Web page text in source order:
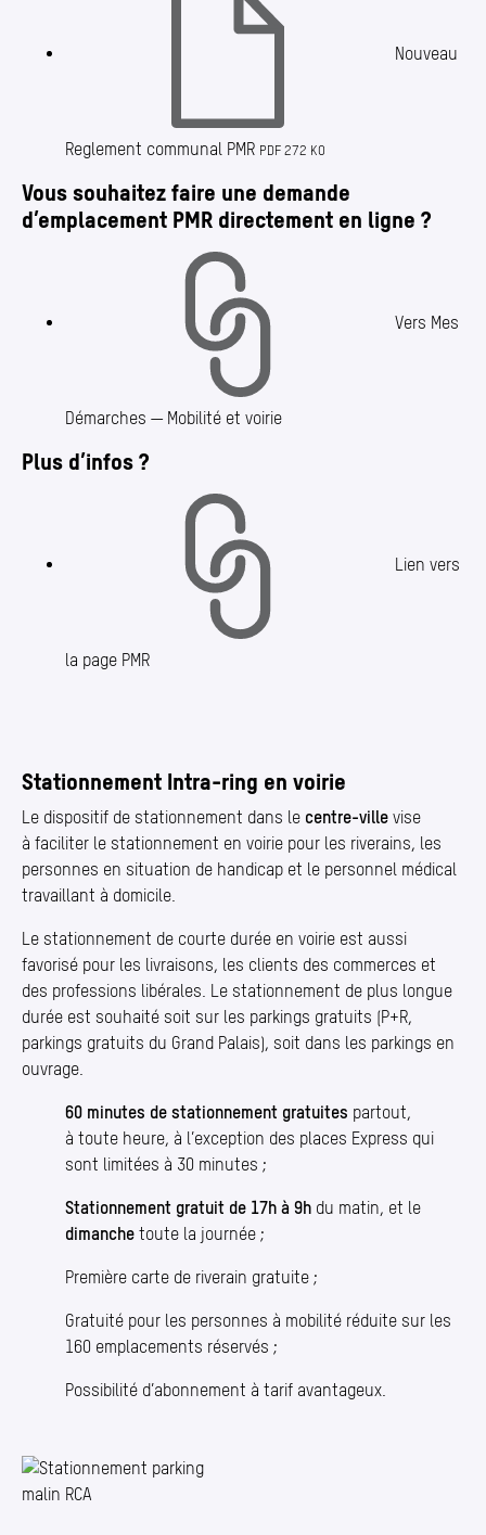
Nouveau
Reglement communal PMR PDF 272 KO
Vous souhaitez faire une demande
d’emplacement PMR directement en ligne ?
Vers Mes
Démarches — Mobilité et voirie
Plus d’infos ?
Lien vers
la page PMR
Stationnement Intra-ring en voirie
Le dispositif de stationnement dans le centre-ville vise
à faciliter le stationnement en voirie pour les riverains, les
personnes en situation de handicap et le personnel médical
travaillant à domicile.
Le stationnement de courte durée en voirie est aussi
favorisé pour les livraisons, les clients des commerces et
des professions libérales. Le stationnement de plus longue
durée est souhaité soit sur les parkings gratuits (P+R,
parkings gratuits du Grand Palais), soit dans les parkings en
ouvrage.
60 minutes de stationnement gratuites partout,
à toute heure, à l’exception des places Express qui
sont limitées à 30 minutes ;
Stationnement gratuit de 17h à 9h du matin, et le
dimanche toute la journée ;
Première carte de riverain gratuite ;
Gratuité pour les personnes à mobilité réduite sur les
160 emplacements réservés ;
Possibilité d’abonnement à tarif avantageux.